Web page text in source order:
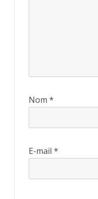
Nom *
E-mail *